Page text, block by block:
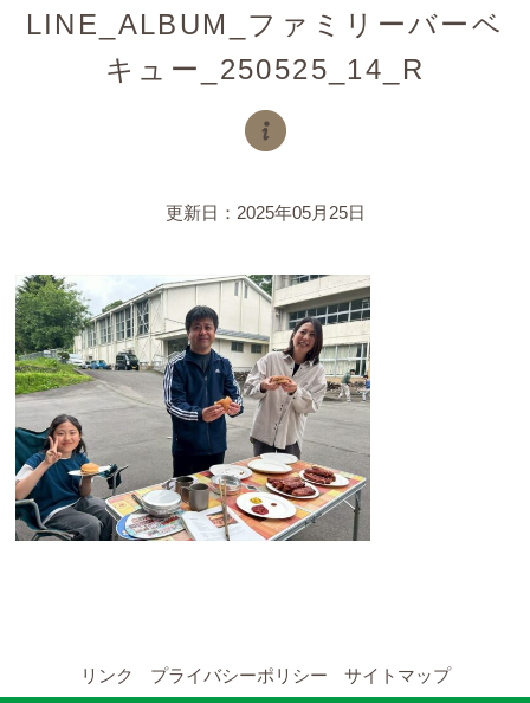
通年コース
週末コース
短期コース
留学コースのご案内
短期コース
LINE_ALBUM_ファミリーバーベ
キュー_250525_14_R
更新日：2025年05月25日
リンク プライバシーポリシー サイトマップ